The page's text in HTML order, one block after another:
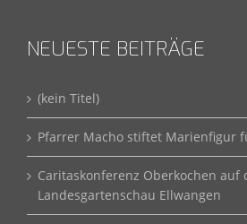
NEUESTE BEITRÄGE
(kein Titel)
Pfarrer Macho stiftet Marienfigur
Caritaskonferenz Oberkochen auf
Landesgartenschau Ellwangen